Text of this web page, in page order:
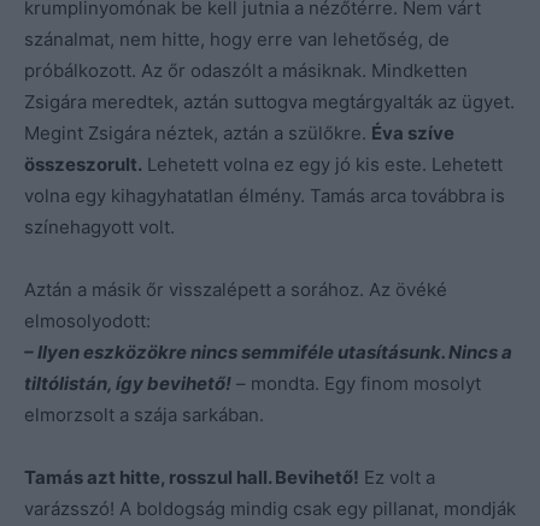
krumplinyomónak be kell jutnia a nézőtérre. Nem várt
szánalmat, nem hitte, hogy erre van lehetőség, de
próbálkozott. Az őr odaszólt a másiknak. Mindketten
Zsigára meredtek, aztán suttogva megtárgyalták az ügyet.
Megint Zsigára néztek, aztán a szülőkre. Éva szíve
összeszorult. Lehetett volna ez egy jó kis este. Lehetett
volna egy kihagyhatatlan élmény. Tamás arca továbbra is
színehagyott volt.
Aztán a másik őr visszalépett a sorához. Az övéké
elmosolyodott:
– Ilyen eszközökre nincs semmiféle utasításunk. Nincs a
tiltólistán, így bevihető! – mondta. Egy finom mosolyt
elmorzsolt a szája sarkában.
Tamás azt hitte, rosszul hall. Bevihető! Ez volt a
varázsszó! A boldogság mindig csak egy pillanat, mondják